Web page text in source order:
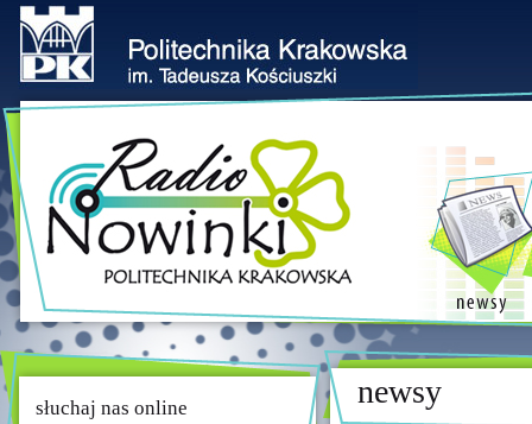
słuchaj nas online newsy